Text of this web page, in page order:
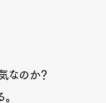
なのか？